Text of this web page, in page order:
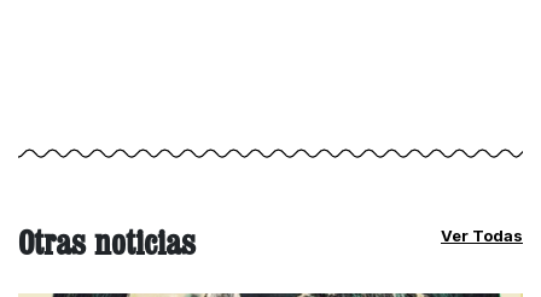
Otras noticias Ver Todas